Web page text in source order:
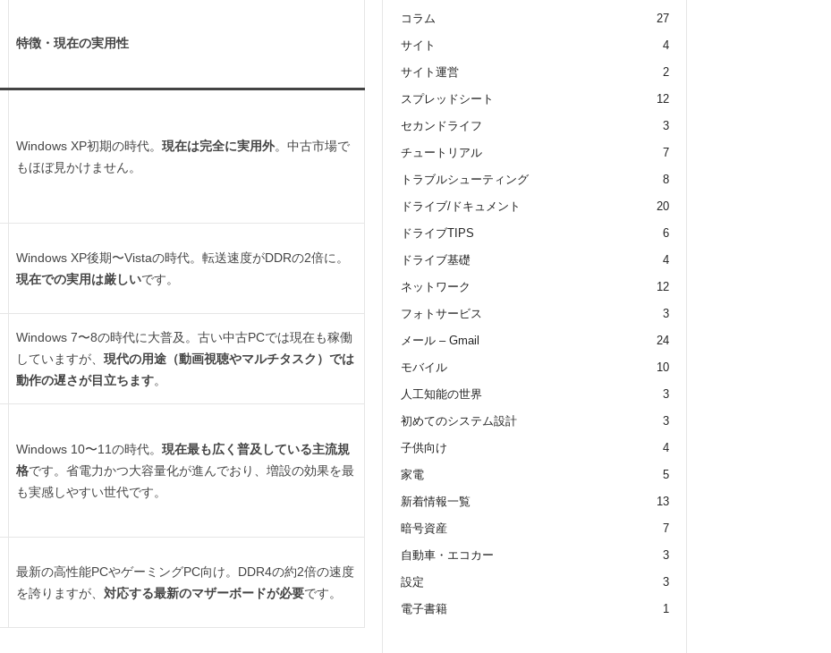
特徴・現在の実用性
Windows XP初期の時代。 現在は完全に実用外。中古市場で
もほぼ見かけません。
Windows XP後期〜Vistaの時代。転送速度がDDRの2倍に。
現在での実用は厳しいです。
Windows 7〜8の時代に大普及。古い中古PCでは現在も稼働
していますが、 現代の用途（動画視聴やマルチタスク）では
動作の遅さが目立ちます。
Windows 10〜11の時代。 現在最も広く普及している主流規
格です。省電力かつ大容量化が進んでおり、増設の効果を最
も実感しやすい世代です。
最新の高性能PCやゲーミングPC向け。DDR4の約2倍の速度
を誇りますが、 対応する最新のマザーボードが必要です。
コラム
27
サイト
4
サイト運営
2
スプレッドシート
12
セカンドライフ
3
チュートリアル
7
トラブルシューティング
8
ドライブ/ドキュメント
20
ドライブTIPS
6
ドライブ基礎
4
ネットワーク
12
フォトサービス
3
メール – Gmail
24
モバイル
10
人工知能の世界
3
初めてのシステム設計
3
子供向け
4
家電
5
新着情報一覧
13
暗号資産
7
自動車・エコカー
3
設定
3
電子書籍
1